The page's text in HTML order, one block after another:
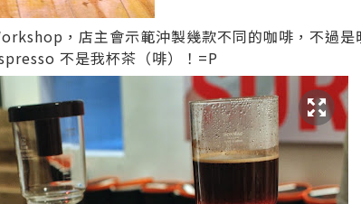
，店主會示範沖製幾款不同的咖啡，不過是
不是我杯茶（啡）！=P